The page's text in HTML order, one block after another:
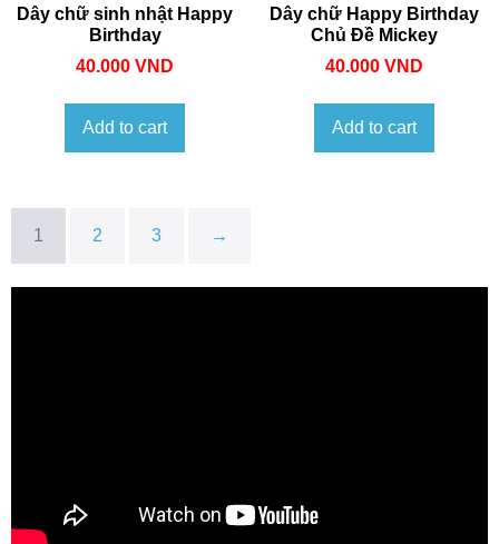
Dây chữ sinh nhật Happy
Birthday
40.000 VND
Add to cart
Dây chữ Happy Birthday
Chủ Đề Mickey
40.000 VND
Add to cart
1 2 3 →